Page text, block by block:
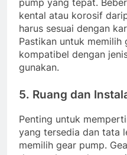
pump yang tepat.
kental atau korosif
harus sesuai dengan
Pastikan untuk memilih
kompatibel dengan
gunakan.
5. Ruang dan
Penting untuk
yang tersedia dan tata
memilih gear pump.